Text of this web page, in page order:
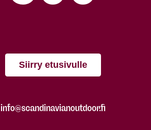
Siirry etusivulle
info@scandinavianoutdoor.fi